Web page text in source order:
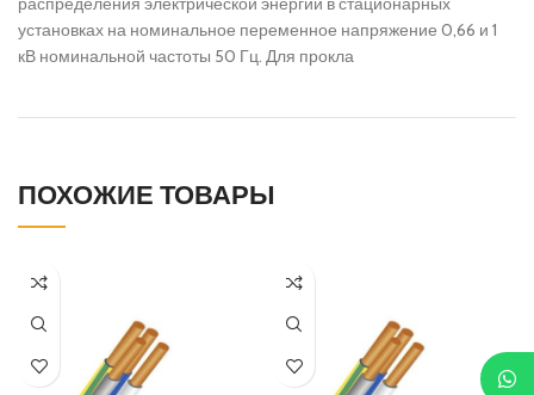
установках на номинальное переменное напряжение 0,66 и 1
кВ номинальной частоты 50 Гц. Для прокла
ПОХОЖИЕ ТОВАРЫ